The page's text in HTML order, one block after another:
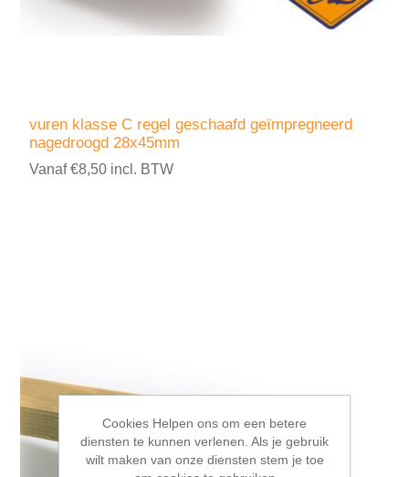
vuren klasse C regel geschaafd geïmpregneerd
nagedroogd 28x45mm
Vanaf €8,50 incl. BTW
Cookies Helpen ons om een betere
diensten te kunnen verlenen. Als je gebruik
wilt maken van onze diensten stem je toe